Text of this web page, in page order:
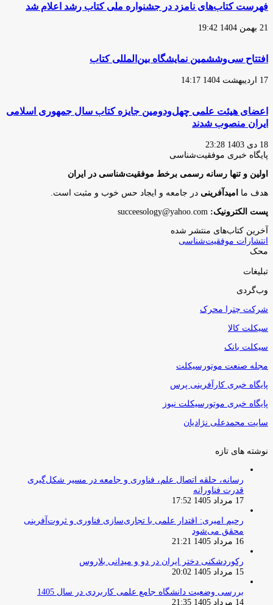
فهرست کتاب‌های نامزد در جشنواره ملی کتاب رشد اعلام شد
21 بهمن 1404 19:42
افتتاح سی‌وششمین نمایشگاه بین‌المللی کتاب
17 اردیبهشت 1404 14:17
اعضای هیئت علمی چهل‌ودومین جایزه کتاب سال جمهوری اسلامی
ایران منصوب شدند
18 دی 1403 23:28
پایگاه‌ خبری موفقیت‌شناسی
اولین و تنها رسانه رسمی برخط موفقیت‌شناسی در ایران
هدف ما امیدآفرینی در جامعه و ایجاد حس خوب و مثبت است.
پست الکترونیک:
آخرین کتاب‌های منتشر شده
انتشارات موفقیت‌شناسی
محک
تبلیغات
وب‌گردی
شرکت چترا محرک
سیکلت کالا
سیکلت بانک
مجله صنعت موتورسیکلت
پایگاه خبری کارآفرینی پرس
پایگاه خبری موتورسیکلت نیوز
سایت محمدعلی نژادیان
نوشته های تازه
رسانه، حلقه اتصال علم، فناوری و جامعه در مسیر شکل‌گیری
قدرت فناورانه
17 مرداد 1405 17:52
رحیم امیری: اقتدار علمی با تجاری‌سازی فناوری و ثروت‌آفرینی
محقق می‌شود
16 مرداد 1405 21:21
رکوردشکنی دختر ایران در دو و میدانی بلاروس
15 مرداد 1405 20:02
بررسی وضعیت دانشگاه جامع علمی کاربردی در سال 1405
14 مرداد 1405 21:35